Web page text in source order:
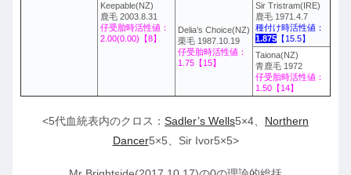
Keepable(NZ)
鹿毛 2003.8.31
仔受胎時活性値：
2.00(0.00)【8】
Delia’s Choice(NZ)
栗毛 1987.10.19
仔受胎時活性値：
1.75【15】
Sir Tristram(IRE)
鹿毛 1971.4.7
種付け時活性値：
1.875 【15.5】
Taiona(NZ)
青鹿毛 1972
仔受胎時活性値：
1.50【14】
<5代血統表内のクロス： Sadler’s Wells5×4、 Northern
Dancer5×5、Sir Ivor5×5>